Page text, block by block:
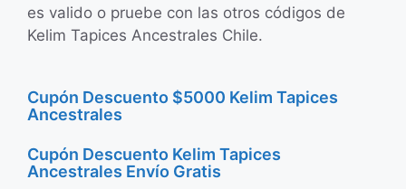
es valido o pruebe con las otros códigos de
Kelim Tapices Ancestrales Chile.
Cupón Descuento $5000 Kelim Tapices
Ancestrales
Cupón Descuento Kelim Tapices
Ancestrales Envío Gratis